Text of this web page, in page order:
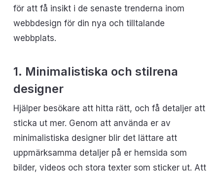
för att få insikt i de senaste trenderna inom
webbdesign för din nya och tilltalande
webbplats.
1. Minimalistiska och stilrena
designer
Hjälper besökare att hitta rätt, och få detaljer att
sticka ut mer. Genom att använda er av
minimalistiska designer blir det lättare att
uppmärksamma detaljer på er hemsida som
bilder, videos och stora texter som sticker ut. Att